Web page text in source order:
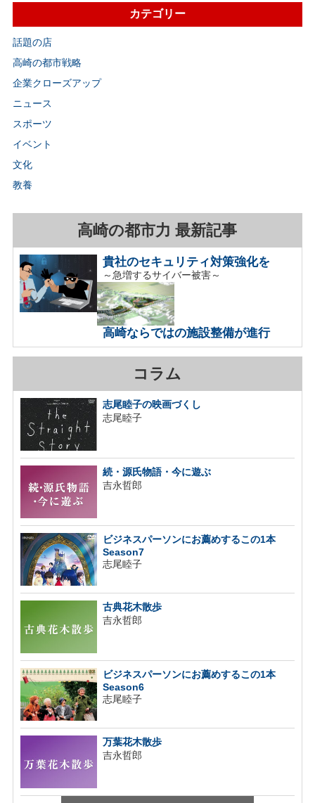
カテゴリー
話題の店
高崎の都市戦略
企業クローズアップ
ニュース
スポーツ
イベント
文化
教養
高崎の都市力 最新記事
貴社のセキュリティ対策強化を
～急増するサイバー被害～
高崎ならではの施設整備が進行
コラム
志尾睦子の映画づくし
志尾睦子
続・源氏物語・今に遊ぶ
吉永哲郎
ビジネスパーソンにお薦めするこの1本
Season7
志尾睦子
古典花木散歩
吉永哲郎
ビジネスパーソンにお薦めするこの1本
Season6
志尾睦子
万葉花木散歩
吉永哲郎